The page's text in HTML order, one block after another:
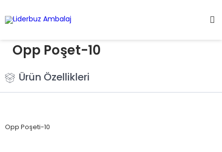
Opp Poşet-10
Ürün Özellikleri
Opp Poşeti-10